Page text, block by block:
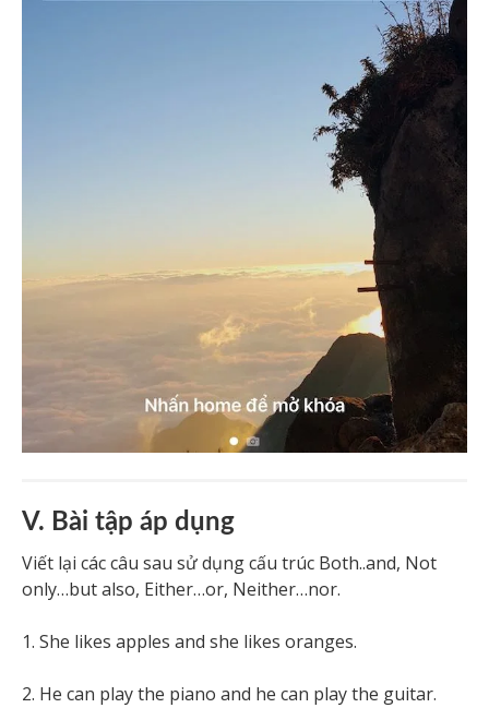
V. Bài tập áp dụng
Viết lại các câu sau sử dụng cấu trúc Both..and, Not
only…but also, Either…or, Neither…nor.
1. She likes apples and she likes oranges.
2. He can play the piano and he can play the guitar.